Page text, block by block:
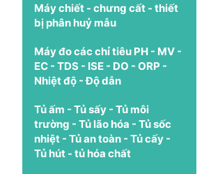
Máy chiết - chưng cất - thiết
bị phân huỷ mẫu
Máy đo các chỉ tiêu PH - MV -
EC - TDS - ISE - DO - ORP -
Nhiệt độ - Độ dẫn
Tủ ấm - Tủ sấy - Tủ môi
trường - Tủ lão hóa - Tủ sốc
nhiệt - Tủ an toàn - Tủ cấy -
Tủ hút - tủ hóa chất